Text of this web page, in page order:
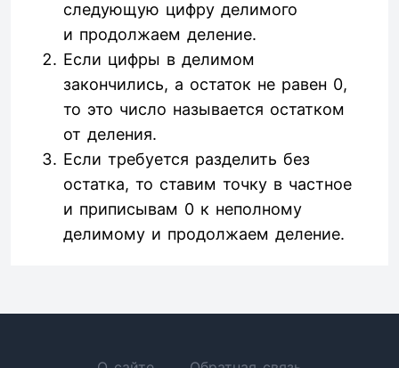
следующую цифру делимого
и продолжаем деление.
Если цифры в делимом
закончились, а остаток не равен 0,
то это число называется остатком
от деления.
Если требуется разделить без
остатка, то ставим точку в частное
и приписывам 0 к неполному
делимому и продолжаем деление.